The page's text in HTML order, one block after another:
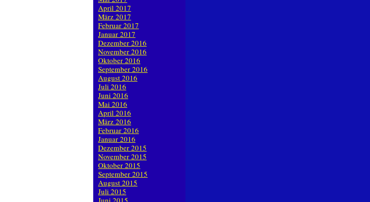
April 2017
März 2017
Februar 2017
Januar 2017
Dezember 2016
November 2016
Oktober 2016
September 2016
August 2016
Juli 2016
Juni 2016
Mai 2016
April 2016
März 2016
Februar 2016
Januar 2016
Dezember 2015
November 2015
Oktober 2015
September 2015
August 2015
Juli 2015
Juni 2015